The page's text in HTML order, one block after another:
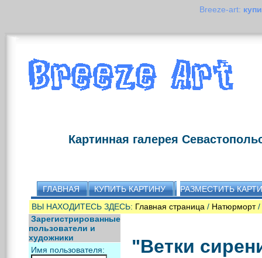
Breeze-art:
Картинная галерея
ГЛАВНАЯ КУПИТЬ КАРТИНУ
РАЗМЕСТИТЬ
ВЫ НАХОДИТЕСЬ ЗДЕСЬ: Главная страница / Натюрморт/
Зарегистрированные
пользователи и
художники
Имя пользователя:
"Ветки